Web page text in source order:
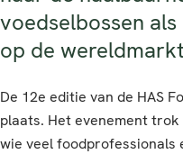
voedselbossen
op de
De 12e editie van de HAS
plaats. Het evenement
wie veel foodprofessionals